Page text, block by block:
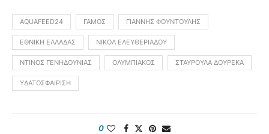
AQUAFEED24 ΓΆΜΟΣ ΓΙΆΝΝΗΣ ΦΟΥΝΤΟΎΛΗΣ
ΕΘΝΙΚΉ ΕΛΛΆΔΑΣ ΝΙΚΌΛ ΕΛΕΥΘΕΡΙΆΔΟΥ
ΝΤΊΝΟΣ ΓΕΝΗΔΟΥΝΙΆΣ ΟΛΥΜΠΙΑΚΌΣ ΣΤΑΥΡΟΎΛΑ ΔΟΥΡΈΚΑ
ΥΔΑΤΟΣΦΑΊΡΙΣΗ
0